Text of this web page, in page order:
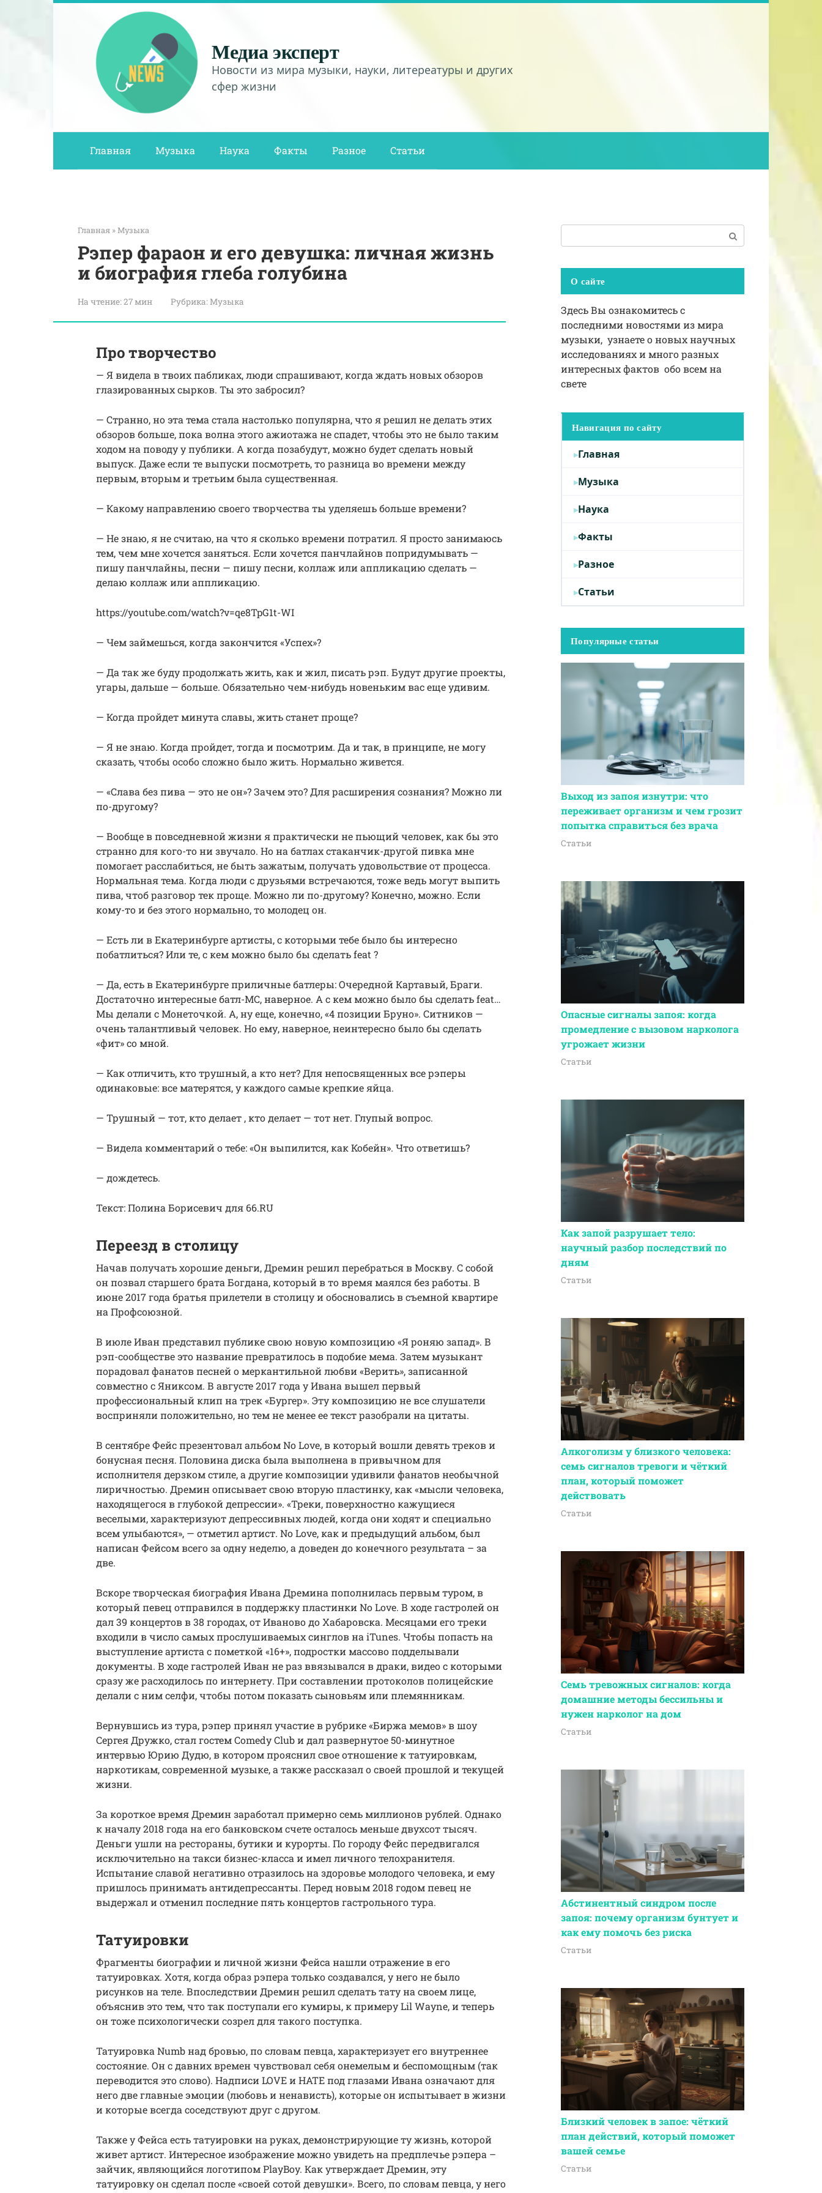
Медиа эксперт
Новости из мира музыки, науки, литереатуры и других
сфер жизни
Главная Музыка Наука Факты Разное Статьи
Главная »Музыка
Рэпер фараон и его девушка: личная жизнь
и биография глеба голубина
На чтение:27 мин Рубрика:Музыка
Про творчество
— Я видела в твоих пабликах, люди спрашивают, когда ждать новых обзоров
глазированных сырков. Ты это забросил?
— Странно, но эта тема стала настолько популярна, что я решил не делать этих
обзоров больше, пока волна этого ажиотажа не спадет, чтобы это не было таким
ходом на поводу у публики. А когда позабудут, можно будет сделать новый
выпуск. Даже если те выпуски посмотреть, то разница во времени между
первым, вторым и третьим была существенная.
— Какому направлению своего творчества ты уделяешь больше времени?
— Не знаю, я не считаю, на что я сколько времени потратил. Я просто занимаюсь
тем, чем мне хочется заняться. Если хочется панчлайнов попридумывать —
пишу панчлайны, песни — пишу песни, коллаж или аппликацию сделать —
делаю коллаж или аппликацию.
https://youtube.com/watch?v=qe8TpG1t-WI
— Чем займешься, когда закончится «Успех»?
— Да так же буду продолжать жить, как и жил, писать рэп. Будут другие проекты,
угары, дальше — больше. Обязательно чем-нибудь новеньким вас еще удивим.
— Когда пройдет минута славы, жить станет проще?
— Я не знаю. Когда пройдет, тогда и посмотрим. Да и так, в принципе, не могу
сказать, чтобы особо сложно было жить. Нормально живется.
— «Слава без пива — это не он»? Зачем это? Для расширения сознания? Можно ли
по-другому?
— Вообще в повседневной жизни я практически не пьющий человек, как бы это
странно для кого-то ни звучало. Но на батлах стаканчик-другой пивка мне
помогает расслабиться, не быть зажатым, получать удовольствие от процесса.
Нормальная тема. Когда люди с друзьями встречаются, тоже ведь могут выпить
пива, чтоб разговор тек проще. Можно ли по-другому? Конечно, можно. Если
кому-то и без этого нормально, то молодец он.
— Есть ли в Екатеринбурге артисты, с которыми тебе было бы интересно
побатлиться? Или те, с кем можно было бы сделать feat ?
— Да, есть в Екатеринбурге приличные батлеры: Очередной Картавый, Браги.
Достаточно интересные батл-MC, наверное. А с кем можно было бы сделать feat…
Мы делали с Монеточкой. А, ну еще, конечно, «4 позиции Бруно». Ситников —
очень талантливый человек. Но ему, наверное, неинтересно было бы сделать
«фит» со мной.
— Как отличить, кто трушный, а кто нет? Для непосвященных все рэперы
одинаковые: все матерятся, у каждого самые крепкие яйца.
— Трушный — тот, кто делает , кто делает — тот нет. Глупый вопрос.
— Видела комментарий о тебе: «Он выпилится, как Кобейн». Что ответишь?
— дождетесь.
Текст: Полина Борисевич для 66.RU
Переезд в столицу
Начав получать хорошие деньги, Дремин решил перебраться в Москву. С собой
он позвал старшего брата Богдана, который в то время маялся без работы. В
июне 2017 года братья прилетели в столицу и обосновались в съемной квартире
на Профсоюзной.
В июле Иван представил публике свою новую композицию «Я роняю запад». В
рэп-сообществе это название превратилось в подобие мема. Затем музыкант
порадовал фанатов песней о меркантильной любви «Верить», записанной
совместно с Яниксом. В августе 2017 года у Ивана вышел первый
профессиональный клип на трек «Бургер». Эту композицию не все слушатели
восприняли положительно, но тем не менее ее текст разобрали на цитаты.
В сентябре Фейс презентовал альбом No Love, в который вошли девять треков и
бонусная песня. Половина диска была выполнена в привычном для
исполнителя дерзком стиле, а другие композиции удивили фанатов необычной
лиричностью. Дремин описывает свою вторую пластинку, как «мысли человека,
находящегося в глубокой депрессии». «Треки, поверхностно кажущиеся
веселыми, характеризуют депрессивных людей, когда они ходят и специально
всем улыбаются», — отметил артист. No Love, как и предыдущий альбом, был
написан Фейсом всего за одну неделю, а доведен до конечного результата – за
две.
Вскоре творческая биография Ивана Дремина пополнилась первым туром, в
который певец отправился в поддержку пластинки No Love. В ходе гастролей он
дал 39 концертов в 38 городах, от Иваново до Хабаровска. Месяцами его треки
входили в число самых прослушиваемых синглов на iTunes. Чтобы попасть на
выступление артиста с пометкой «16+», подростки массово подделывали
документы. В ходе гастролей Иван не раз ввязывался в драки, видео с которыми
сразу же расходилось по интернету. При составлении протоколов полицейские
делали с ним селфи, чтобы потом показать сыновьям или племянникам.
Вернувшись из тура, рэпер принял участие в рубрике «Биржа мемов» в шоу
Сергея Дружко, стал гостем Comedy Club и дал развернутое 50-минутное
интервью Юрию Дудю, в котором прояснил свое отношение к татуировкам,
наркотикам, современной музыке, а также рассказал о своей прошлой и текущей
жизни.
За короткое время Дремин заработал примерно семь миллионов рублей. Однако
к началу 2018 года на его банковском счете осталось меньше двухсот тысяч.
Деньги ушли на рестораны, бутики и курорты. По городу Фейс передвигался
исключительно на такси бизнес-класса и имел личного телохранителя.
Испытание славой негативно отразилось на здоровье молодого человека, и ему
пришлось принимать антидепрессанты. Перед новым 2018 годом певец не
выдержал и отменил последние пять концертов гастрольного тура.
Татуировки
Фрагменты биографии и личной жизни Фейса нашли отражение в его
татуировках. Хотя, когда образ рэпера только создавался, у него не было
рисунков на теле. Впоследствии Дремин решил сделать тату на своем лице,
объяснив это тем, что так поступали его кумиры, к примеру Lil Wayne, и теперь
он тоже психологически созрел для такого поступка.
Татуировка Numb над бровью, по словам певца, характеризует его внутреннее
состояние. Он с давних времен чувствовал себя онемелым и беспомощным (так
переводится это слово). Надписи LOVE и HATE под глазами Ивана означают для
него две главные эмоции (любовь и ненависть), которые он испытывает в жизни
и которые всегда соседствуют друг с другом.
Также у Фейса есть татуировки на руках, демонстрирующие ту жизнь, которой
живет артист. Интересное изображение можно увидеть на предплечье рэпера –
зайчик, являющийся логотипом PlayBoy. Как утверждает Дремин, эту
татуировку он сделал после «своей сотой девушки». Всего, по словам певца, у него
О сайте
Здесь Вы ознакомитесь с
последними новостями из мира
музыки, узнаете о новых научных
исследованиях и много разных
интересных фактов обо всем на
свете
Навигация по сайту
Главная
Музыка
Наука
Факты
Разное
Статьи
Популярные статьи
Выход из запоя изнутри: что
переживает организм и чем грозит
попытка справиться без врача
Статьи
Опасные сигналы запоя: когда
промедление с вызовом нарколога
угрожает жизни
Статьи
Как запой разрушает тело:
научный разбор последствий по
дням
Статьи
Алкоголизм у близкого человека:
семь сигналов тревоги и чёткий
план, который поможет
действовать
Статьи
Семь тревожных сигналов: когда
домашние методы бессильны и
нужен нарколог на дом
Статьи
Абстинентный синдром после
запоя: почему организм бунтует и
как ему помочь без риска
Статьи
Близкий человек в запое: чёткий
план действий, который поможет
вашей семье
Статьи